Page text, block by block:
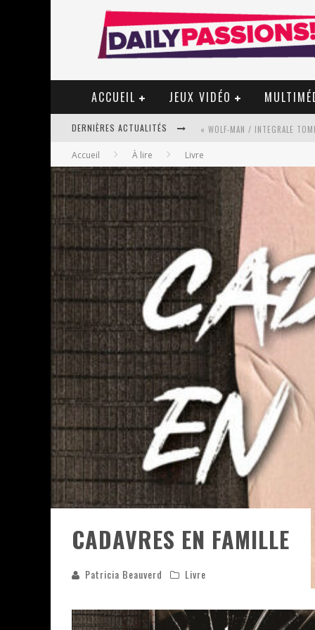
ACCUEIL JEUX VIDÉO
DERNIÈRES ACTUALITÉS « WOLF-MAN / INTEGRALE
« MON VILLAGE RÉVOLTÉ » -
STAR FOX
PSYRIVER 2026 : LA MAGIE
« MOFUSAND / PARLER
ASSASSIN'S CREED BLACK FLAG
« LE VENT DAND LES SAULES
« DAMN THEM ALL » - UN DUO
YOSHI AND THE MYSTERIOUS
Accueil À lire Livre
CADAVRES EN FAMILLE
Patricia Beauverd Livre